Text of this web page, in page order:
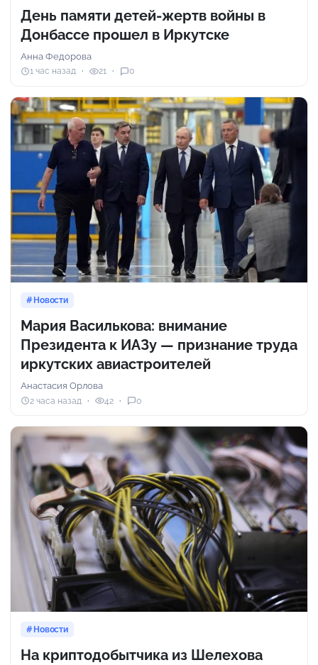
День памяти детей-жертв войны в
Донбассе прошел в Иркутске
Анна Федорова
1 час назад 21 0
Новости
Мария Василькова: внимание
Президента к ИАЗу — признание труда
иркутских авиастроителей
Анастасия Орлова
2 часа назад 42 0
Новости
На криптодобытчика из Шелехова